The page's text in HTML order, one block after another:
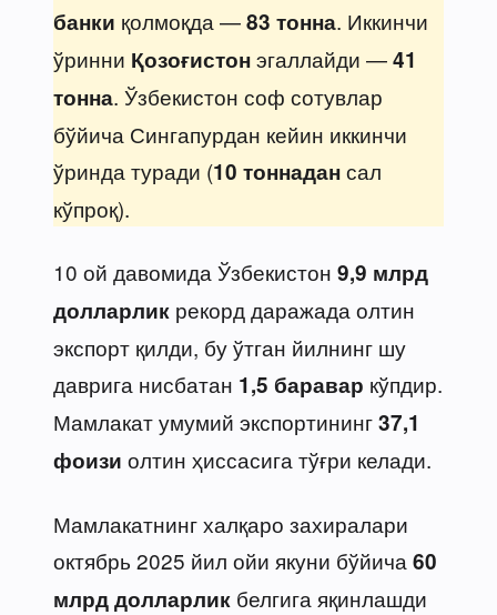
банки қолмоқда —83 тонна. Иккинчи
ўринни Қозоғистонэгаллайди —41
тонна. Ўзбекистон соф сотувлар
бўйича Сингапурдан кейин иккинчи
ўринда туради (10 тоннадансал
кўпроқ).
10 ой давомида Ўзбекистон 9,9 млрд
долларлик рекорд даражада олтин
экспорт қилди, бу ўтган йилнинг шу
даврига нисбатан 1,5 баравар кўпдир.
Мамлакат умумий экспортининг37,1
фоизи олтин ҳиссасига тўғри келади.
Мамлакатнинг халқаро захиралари
октябрь 2025 йил ойи якуни бўйича 60
млрд долларлик белгига яқинлашди